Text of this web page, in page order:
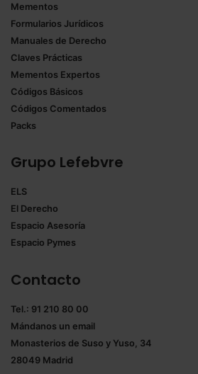
Mementos
Formularios Jurídicos
Manuales de Derecho
Claves Prácticas
Mementos Expertos
Códigos Básicos
Códigos Comentados
Packs
Grupo Lefebvre
ELS
El Derecho
Espacio Asesoría
Espacio Pymes
Contacto
Tel.: 91 210 80 00
Mándanos un email
Monasterios de Suso y Yuso, 34
28049 Madrid